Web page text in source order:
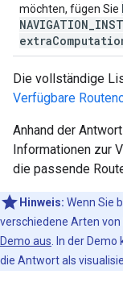
möchten, fügen Sie
NAVIGATION
extra
Die vollständige
Verfügbare
Anhand der
Informationen zur
die passende
Hinweis: Wenn Sie
verschiedene Arten
Demo aus . In der
die Antwort als